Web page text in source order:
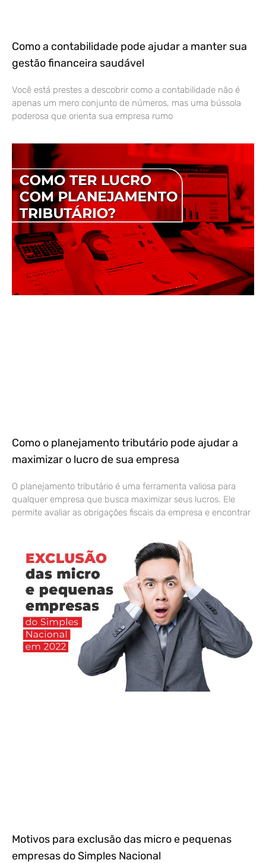
Como a contabilidade pode ajudar a manter sua
gestão financeira saudável
Você está prestes a descobrir como a contabilidade não é
apenas um mero conjunto de números, mas uma bússola
poderosa que orienta sua empresa rumo
Como o planejamento tributário pode ajudar a
maximizar o lucro de sua empresa
O planejamento tributário é uma ferramenta valiosa para
qualquer empresa que busca maximizar seus lucros. Ele
permite avaliar as obrigações fiscais da empresa e encontrar
Motivos para exclusão das micro e pequenas
empresas do Simples Nacional